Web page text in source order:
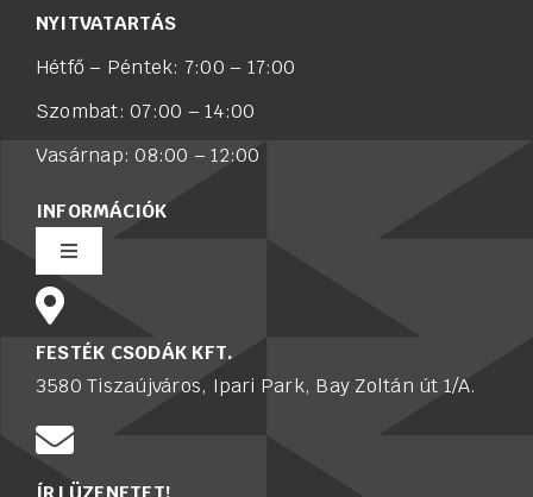
NYITVATARTÁS
Hétfő – Péntek: 7:00 – 17:00
Szombat: 07:00 – 14:00
Vasárnap: 08:00 – 12:00
INFORMÁCIÓK
Toggle
Navigation
Rólunk
Értékesítő munkatársat keresünk
FESTÉK CSODÁK KFT.
3580 Tiszaújváros, Ipari Park, Bay Zoltán út 1/A.